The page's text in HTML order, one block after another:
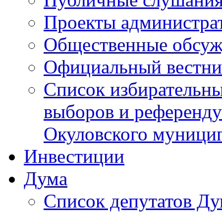
Проекты
Общественные
Официальный
Список
выборов и
Окуловского
Инвестиции
Дума
Список депутатов